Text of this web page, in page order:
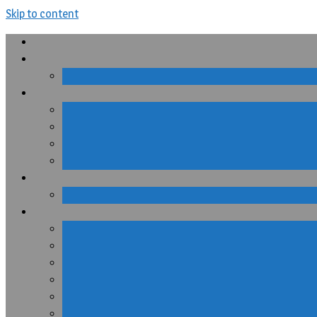
Skip to content